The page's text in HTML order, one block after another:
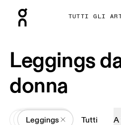
TUTTI GLI
Leggings
donna
AllAbbigliamento
Leggings Tutti A